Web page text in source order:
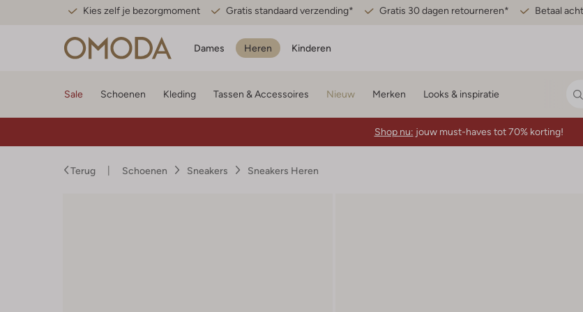
Kies zelf je bezorgmoment Gratis standaard verzending* Gratis 30 dagen retourneren* Betaal
Dames Heren Kinderen
Sale Schoenen Kleding Tassen & Accessoires Nieuw Merken Looks & inspiratie
Shop nu: jouw must-haves tot 70% korting!
Terug Schoenen Sneakers Sneakers Heren